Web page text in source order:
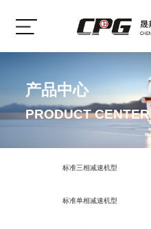
产品中心
PRODUCT CENTER
标准三相减速机型
标准单相减速机型